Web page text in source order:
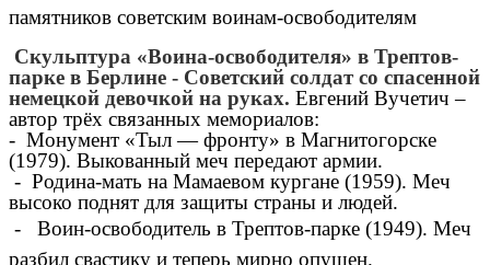
памятников советским воинам-освободителям
Скульптура «Воина-освободителя» в Трептов-
парке в Берлине - Советский солдат со спасенной
немецкой девочкой на руках. Евгений Вучетич –
автор трёх связанных мемориалов:
- Монумент «Тыл — фронту» в Магнитогорске
(1979). Выкованный меч передают армии.
- Родина-мать на Мамаевом кургане (1959). Меч
высоко поднят для защиты страны и людей.
- Воин-освободитель в Трептов-парке (1949). Меч
разбил свастику и теперь мирно опущен.